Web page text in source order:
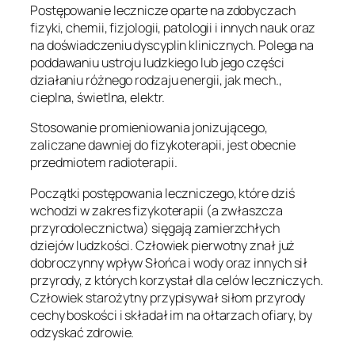
Postępowanie lecznicze oparte na zdobyczach
fizyki, chemii, fizjologii, patologii i innych nauk oraz
na doświadczeniu dyscyplin klinicznych. Polega na
poddawaniu ustroju ludzkiego lub jego części
działaniu różnego rodzaju energii, jak mech.,
cieplna, świetlna, elektr.
Stosowanie promieniowania jonizującego,
zaliczane dawniej do fizykoterapii, jest obecnie
przedmiotem radioterapii.
Początki postępowania leczniczego, które dziś
wchodzi w zakres fizykoterapii (a zwłaszcza
przyrodolecznictwa) sięgają zamierzchłych
dziejów ludzkości. Człowiek pierwotny znał już
dobroczynny wpływ Słońca i wody oraz innych sił
przyrody, z których korzystał dla celów leczniczych.
Człowiek starożytny przypisywał siłom przyrody
cechy boskości i składał im na ołtarzach ofiary, by
odzyskać zdrowie.